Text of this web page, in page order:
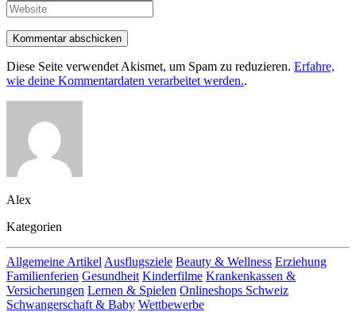
Kommentar abschicken
Diese Seite verwendet Akismet, um Spam zu reduzieren. Erfahre,
wie deine Kommentardaten verarbeitet werden..
Alex
Kategorien
Allgemeine Artikel Ausflugsziele Beauty & Wellness Erziehung
Familienferien Gesundheit Kinderfilme Krankenkassen &
Versicherungen Lernen & Spielen Onlineshops Schweiz
Schwangerschaft & Baby Wettbewerbe